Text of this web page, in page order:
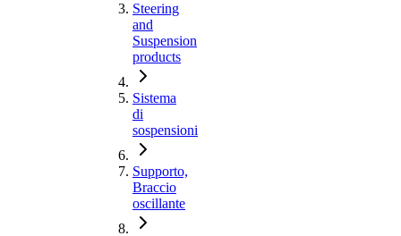
Steering
and
Suspension
products
Sistema
di
sospensioni
Supporto,
Braccio
oscillante